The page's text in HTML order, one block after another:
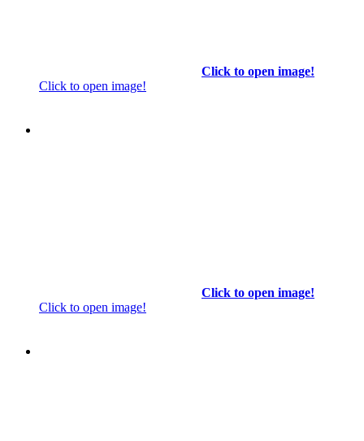
Click to open image!
Click to open image!
Click to open image!
Click to open image!